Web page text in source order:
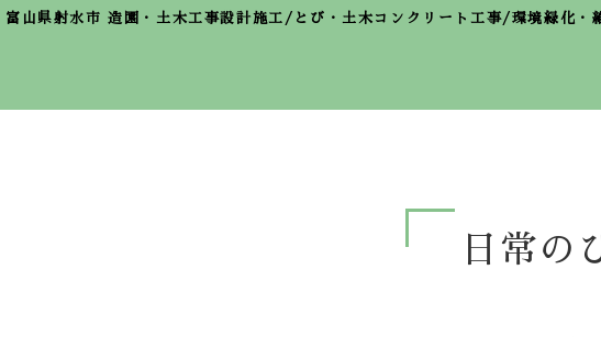
富山県射水市 造園・土木工事設計施工/とび・土木コンクリート工事/環境緑化・
日常の